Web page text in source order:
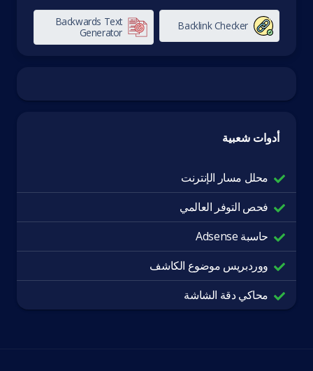
Backlink Checker
Backwards Text
Generator
أدوات شعبية
محلل مسار الإنترنت
فحص التوفر العالمي
حاسبة Adsense
ووردبريس موضوع الكاشف
محاكي دقة الشاشة